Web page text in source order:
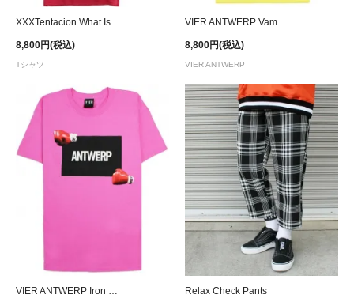
8,800円(税込)
Tシャツ
8,800円(税込)
VIER ANTWERP
Relax Check Pants